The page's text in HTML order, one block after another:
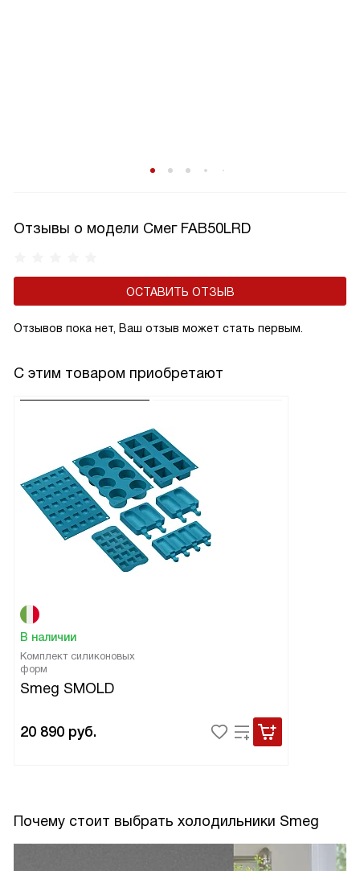
Отзывы о модели Смег FAB50LRD
ОСТАВИТЬ ОТЗЫВ
Отзывов пока нет, Ваш отзыв может стать первым.
С этим товаром приобретают
В наличии
Комплект силиконовых
форм
Smeg SMOLD
20 890 руб.
Почему стоит выбрать холодильники Smeg